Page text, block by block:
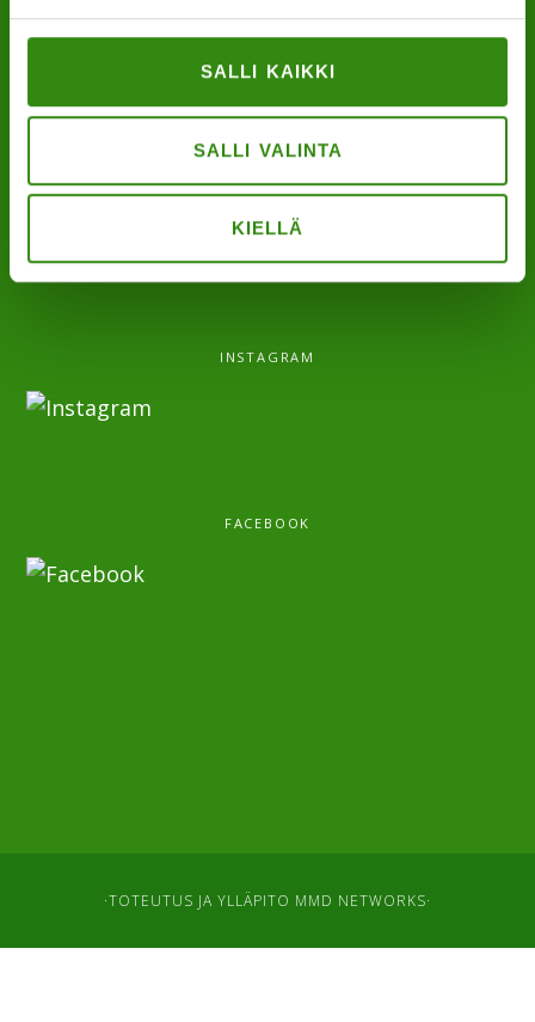
SALLI KAIKKI
SALLI VALINTA
KIELLÄ
”Maaseudun tukihenkilö on arjen rinnalla kulkija,
huolien kuuntelija sekä keskusteluavun antaja.”
INSTAGRAM
FACEBOOK
·TOTEUTUS JA YLLÄPITO MMD NETWORKS·